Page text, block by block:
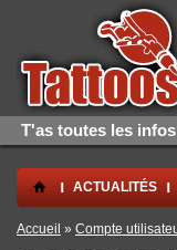
Aller au contenu principal
Skip to navigation
T'as toutes les
. ACTUALITÉS
Vous êtes ici
Accueil » Compte